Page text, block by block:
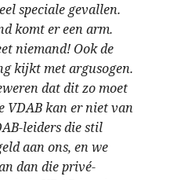
speciale gevallen.
komt er een arm.
niemand! Ook de
kijkt met argusogen.
dat dit zo moet
VDAB kan er niet van
leiders die stil
aan ons, en we
dan die privé-